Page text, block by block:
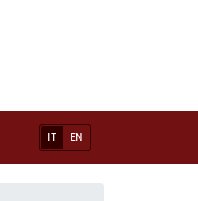
IT EN